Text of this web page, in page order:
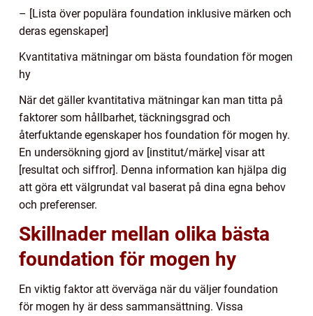
– [Lista över populära foundation inklusive märken och
deras egenskaper]
Kvantitativa mätningar om bästa foundation för mogen
hy
När det gäller kvantitativa mätningar kan man titta på
faktorer som hållbarhet, täckningsgrad och
återfuktande egenskaper hos foundation för mogen hy.
En undersökning gjord av [institut/märke] visar att
[resultat och siffror]. Denna information kan hjälpa dig
att göra ett välgrundat val baserat på dina egna behov
och preferenser.
Skillnader mellan olika bästa
foundation för mogen hy
En viktig faktor att överväga när du väljer foundation
för mogen hy är dess sammansättning. Vissa